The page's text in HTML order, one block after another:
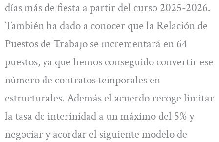
días más de fiesta a partir del curso 2025-2026.
También ha dado a conocer que la Relación de
Puestos de Trabajo se incrementará en 64
puestos, ya que hemos conseguido convertir ese
número de contratos temporales en
estructurales. Además el acuerdo recoge limitar
la tasa de interinidad a un máximo del 5% y
negociar y acordar el siguiente modelo de